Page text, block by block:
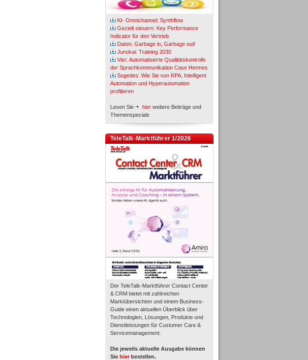
KI- Omnichannel: Synthflow
Gezielt steuern: Key Performance
Indicator für den Vertrieb
Daten: Garbage in, Garbage out!
Junokai: Training 2030
Vier: Automatisierte Qualitätskontrolle
der Sprachkommunikation Case Hermes
Sogedes: Wie Sie von RPA, Intelligent
Automation und Hyperautomation
profitieren
Lesen Sie hier weitere Beiträge und
Themenspecials
TeleTalk-Marktführer 1/2026
Der TeleTalk-Marktführer Contact Center
& CRM bietet mit zahlreichen
Marktübersichten und einem Business-
Guide einen aktuellen Überblick über
Technologien, Lösungen, Produkte und
Dienstleistungen für Customer Care &
Servicemanagement.
Die jeweils aktuelle Ausgabe können
Sie hier bestellen.